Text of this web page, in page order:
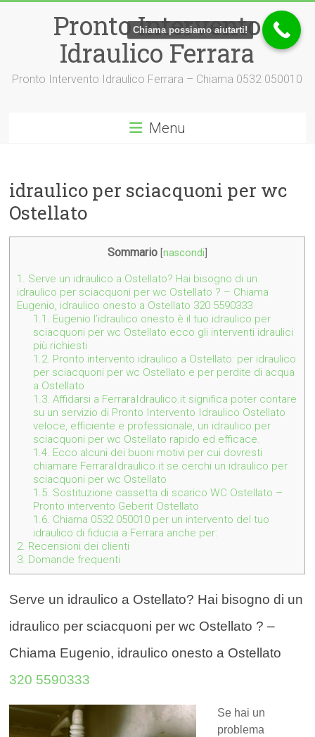
Pronto Intervento
Idraulico Ferrara
Pronto Intervento Idraulico Ferrara – Chiama 0532 050010
Menu
idraulico per sciacquoni per wc
Ostellato
Sommario nascondi
1. Serve un idraulico a Ostellato? Hai bisogno di un
idraulico per sciacquoni per wc Ostellato ? – Chiama
Eugenio, idraulico onesto a Ostellato 320 5590333
1.1. Eugenio l’idraulico onesto è il tuo idraulico per
sciacquoni per wc Ostellato ecco gli interventi idraulici
più richiesti
1.2. Pronto intervento idraulico a Ostellato: per idraulico
per sciacquoni per wc Ostellato e per perdite di acqua
a Ostellato
1.3. Affidarsi a FerraraIdraulico.it significa poter contare
su un servizio di Pronto Intervento Idraulico Ostellato
veloce, efficiente e professionale, un idraulico per
sciacquoni per wc Ostellato rapido ed efficace.
1.4. Ecco alcuni dei buoni motivi per cui dovresti
chiamare FerraraIdraulico.it se cerchi un idraulico per
sciacquoni per wc Ostellato
1.5. Sostituzione cassetta di scarico WC Ostellato –
Pronto intervento Geberit Ostellato
1.6. Chiama 0532 050010 per un intervento del tuo
idraulico di fiducia a Ferrara anche per:
2. Recensioni dei clienti
3. Domande frequenti
Serve un idraulico a Ostellato? Hai bisogno di un
idraulico per sciacquoni per wc Ostellato ? –
Chiama Eugenio, idraulico onesto a Ostellato
320 5590333
Se hai un
problema
Chiama possiamo aiutarti!